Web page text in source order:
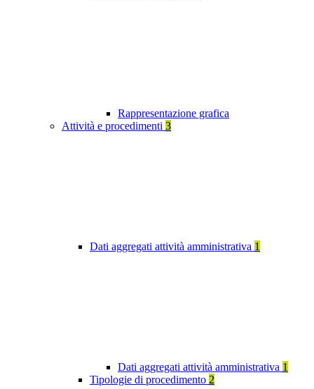
Rappresentazione grafica
Attività e procedimenti 3
Dati aggregati attività amministrativa 1
Dati aggregati attività amministrativa 1
Tipologie di procedimento 2